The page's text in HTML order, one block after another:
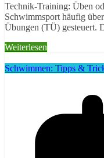
Technik-Training: Üben
Schwimmsport häufig
Übungen (TÜ) gesteuert.
Weiterlesen
Schwimmen: Tipps &